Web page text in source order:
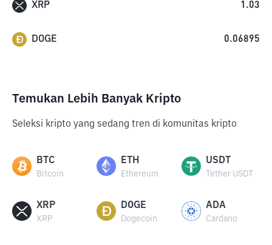
XRP 1.03
DOGE 0.06895
Temukan Lebih Banyak Kripto
Seleksi kripto yang sedang tren di komunitas kripto
BTC
Bitcoin
ETH
Ethereum
USDT
Tether USDT
XRP
XRP
DOGE
Dogecoin
ADA
Cardano